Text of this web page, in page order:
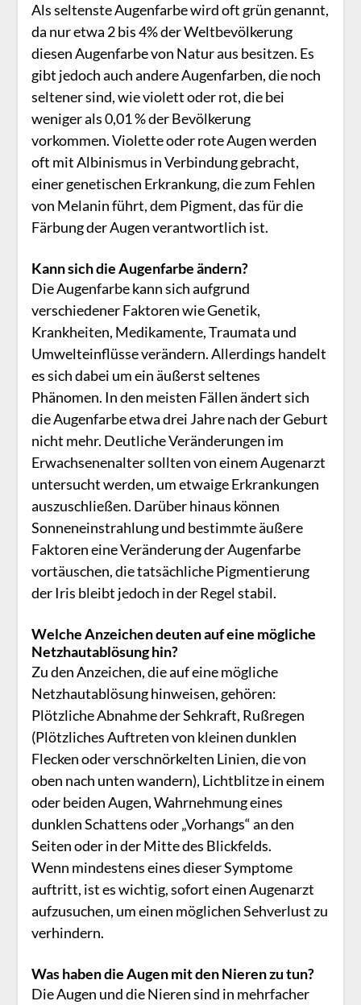
Als seltenste Augenfarbe wird oft grün genannt,
da nur etwa 2 bis 4% der Weltbevölkerung
diesen Augenfarbe von Natur aus besitzen. Es
gibt jedoch auch andere Augenfarben, die noch
seltener sind, wie violett oder rot, die bei
weniger als 0,01 % der Bevölkerung
vorkommen. Violette oder rote Augen werden
oft mit Albinismus in Verbindung gebracht,
einer genetischen Erkrankung, die zum Fehlen
von Melanin führt, dem Pigment, das für die
Färbung der Augen verantwortlich ist.
Kann sich die Augenfarbe ändern?
Die Augenfarbe kann sich aufgrund
verschiedener Faktoren wie Genetik,
Krankheiten, Medikamente, Traumata und
Umwelteinflüsse verändern. Allerdings handelt
es sich dabei um ein äußerst seltenes
Phänomen. In den meisten Fällen ändert sich
die Augenfarbe etwa drei Jahre nach der Geburt
nicht mehr. Deutliche Veränderungen im
Erwachsenenalter sollten von einem Augenarzt
untersucht werden, um etwaige Erkrankungen
auszuschließen. Darüber hinaus können
Sonneneinstrahlung und bestimmte äußere
Faktoren eine Veränderung der Augenfarbe
vortäuschen, die tatsächliche Pigmentierung
der Iris bleibt jedoch in der Regel stabil.
Welche Anzeichen deuten auf eine mögliche
Netzhautablösung hin?
Zu den Anzeichen, die auf eine mögliche
Netzhautablösung hinweisen, gehören:
Plötzliche Abnahme der Sehkraft, Rußregen
(Plötzliches Auftreten von kleinen dunklen
Flecken oder verschnörkelten Linien, die von
oben nach unten wandern), Lichtblitze in einem
oder beiden Augen, Wahrnehmung eines
dunklen Schattens oder „Vorhangs“ an den
Seiten oder in der Mitte des Blickfelds.
Wenn mindestens eines dieser Symptome
auftritt, ist es wichtig, sofort einen Augenarzt
aufzusuchen, um einen möglichen Sehverlust zu
verhindern.
Was haben die Augen mit den Nieren zu tun?
Die Augen und die Nieren sind in mehrfacher